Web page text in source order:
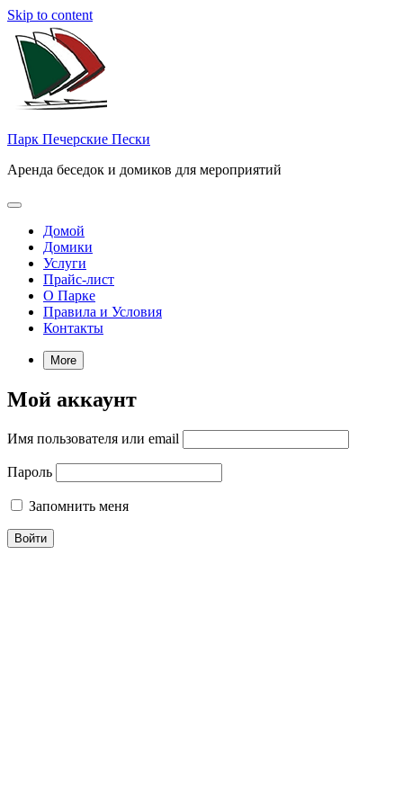
Skip to content
Парк Печерские Пески
Аренда беседок и домиков для мероприятий
Домой
Домики
Услуги
Прайс-лист
О Парке
Правила и Условия
Контакты
More
Мой аккаунт
Имя пользователя или email
Пароль
Запомнить меня